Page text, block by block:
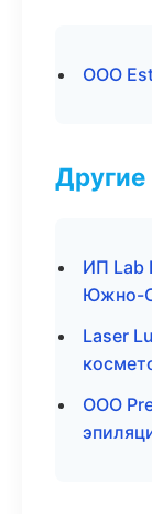
ООО
Другие
ИП Lab
Южно-
Laser
ООО